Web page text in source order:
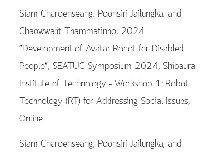
Siam Charoenseang, Poonsiri Jailungka, and
Chaowwalit Thammatinno. 2024
“Development of Avatar Robot for Disabled
People”, SEATUC Symposium 2024, Shibaura
Institute of Technology – Workshop 1: Robot
Technology (RT) for Addressing Social Issues,
Online
Siam Charoenseang, Poonsiri Jailungka, and